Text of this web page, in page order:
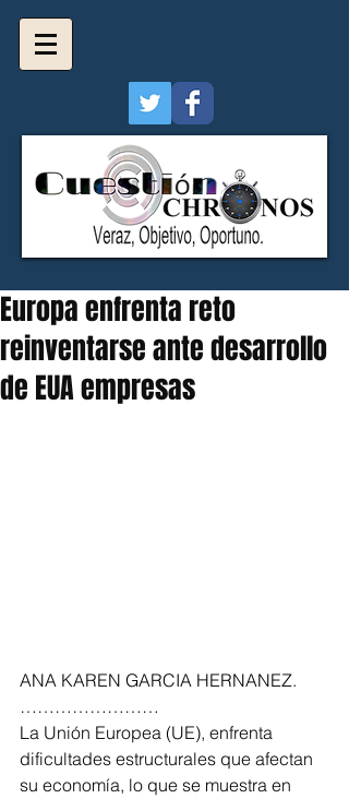
Europa enfrenta reto
reinventarse ante desarrollo
de EUA empresas
ANA KAREN GARCIA HERNANEZ.
……………………
La Unión Europea (UE), enfrenta
dificultades estructurales que afectan
su economía, lo que se muestra en